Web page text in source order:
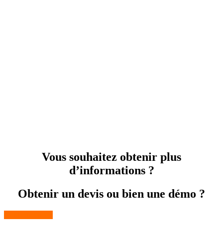
Vous souhaitez obtenir plus
d’informations ?
Obtenir un devis ou bien une démo ?